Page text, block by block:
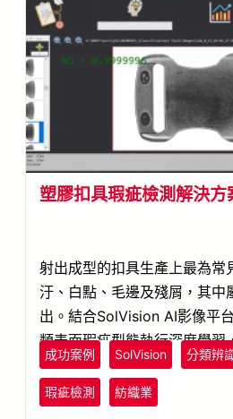
塑膠扣具瑕疵檢測解決方
射出成型的扣具生產上最為常
汙、白點、毛邊及殘屑，其中
出。結合SolVision AI影像平
類表面瑕疵型態執行深度學習
即可即時檢出射出成型時產生
疵。
成功案例 SolVision 分類辨
瑕疵檢測 紡織業